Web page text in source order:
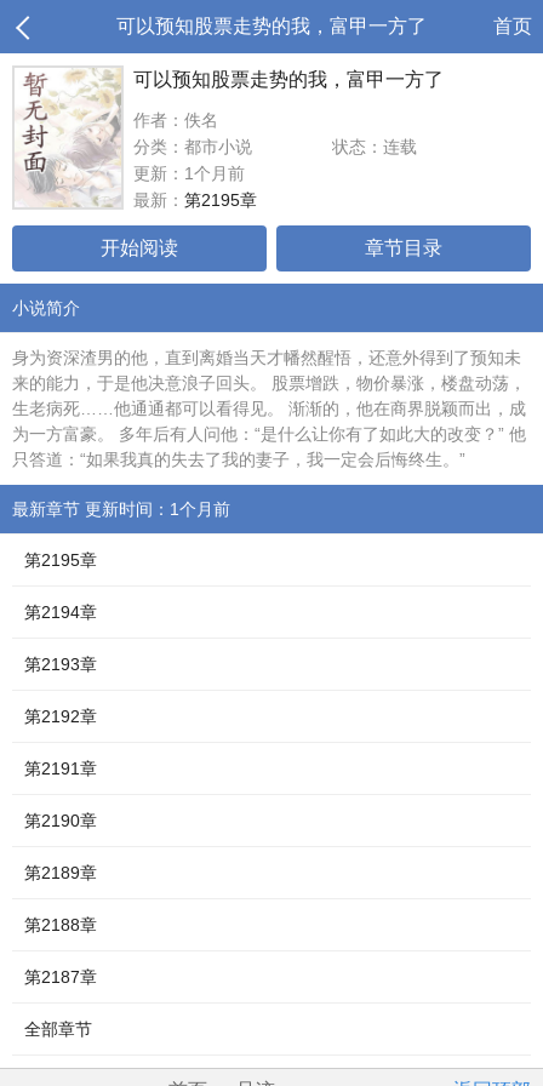
可以预知股票走势的我，富甲一方了 首页
可以预知股票走势的我，富甲一方了
作者：佚名
分类：都市小说
状态：连载
更新：1个月前
最新： 第2195章
开始阅读 章节目录
小说简介
身为资深渣男的他，直到离婚当天才幡然醒悟，还意外得到了预知未
来的能力，于是他决意浪子回头。 股票增跌，物价暴涨，楼盘动荡，
生老病死……他通通都可以看得见。 渐渐的，他在商界脱颖而出，成
为一方富豪。 多年后有人问他：“是什么让你有了如此大的改变？” 他
只答道：“如果我真的失去了我的妻子，我一定会后悔终生。”
最新章节 更新时间：1个月前
第2195章
第2194章
第2193章
第2192章
第2191章
第2190章
第2189章
第2188章
第2187章
全部章节